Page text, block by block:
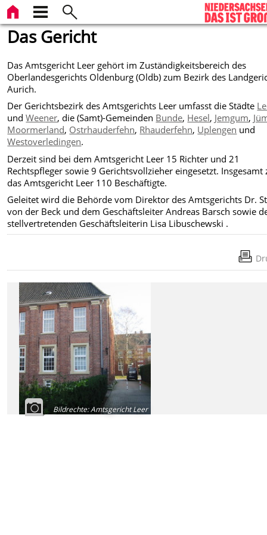
Das Gericht
Das Amtsgericht Leer gehört im Zuständigkeitsbereich des
Oberlandesgerichts Oldenburg (Oldb) zum Bezirk des
Aurich.
Der Gerichtsbezirk des Amtsgerichts Leer umfasst die Städte
undWeener, die (Samt)-Gemeinden Bunde, Hesel, Jemgum,
Moormerland, Ostrhauderfehn, Rhauderfehn, Uplengen und
Westoverledingen.
Derzeit sind bei dem Amtsgericht Leer 15 Richter und 21
Rechtspfleger sowie 9 Gerichtsvollzieher eingesetzt. Insgesamt
das Amtsgericht Leer 110 Beschäftigte.
Geleitet wird die Behörde vom Direktor des Amtsgerichts Dr.
von der Beck und dem Geschäftsleiter Andreas Barsch sowie
stellvertretenden Geschäftsleiterin Lisa Libuschewski .
Bildrechte:Amtsgericht Leer